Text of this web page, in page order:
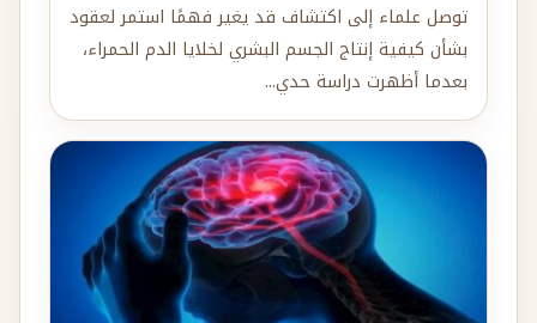
توصل علماء إلى اكتشاف قد يغير فهمًا استمر لعقود
بشأن كيفية إنتاج الجسم البشري لخلايا الدم الحمراء،
بعدما أظهرت دراسة حدي...